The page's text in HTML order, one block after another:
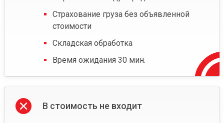
Страхование груза без объявленной
стоимости
Складская обработка
Время ожидания 30 мин.
В стоимость не входит